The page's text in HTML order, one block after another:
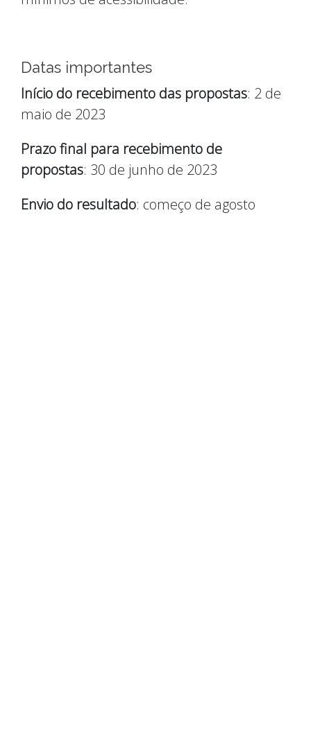
Datas importantes
Início do recebimento das propostas: 2 de
maio de 2023
Prazo final para recebimento de
propostas: 30 de junho de 2023
Envio do resultado: começo de agosto